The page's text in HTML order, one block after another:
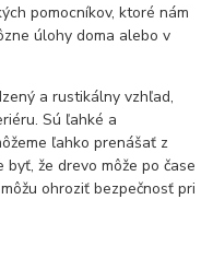
pomocníkov, ktoré nám
úlohy doma alebo v
a rustikálny vzhľad,
Sú ľahké a
ľahko prenášať z
že drevo môže po čase
ohroziť bezpečnosť pri